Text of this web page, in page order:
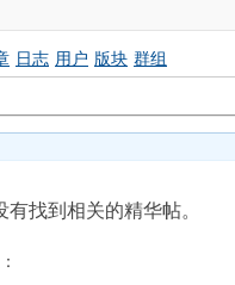
日志 用户 版块 群组
有找到相关的精华帖。